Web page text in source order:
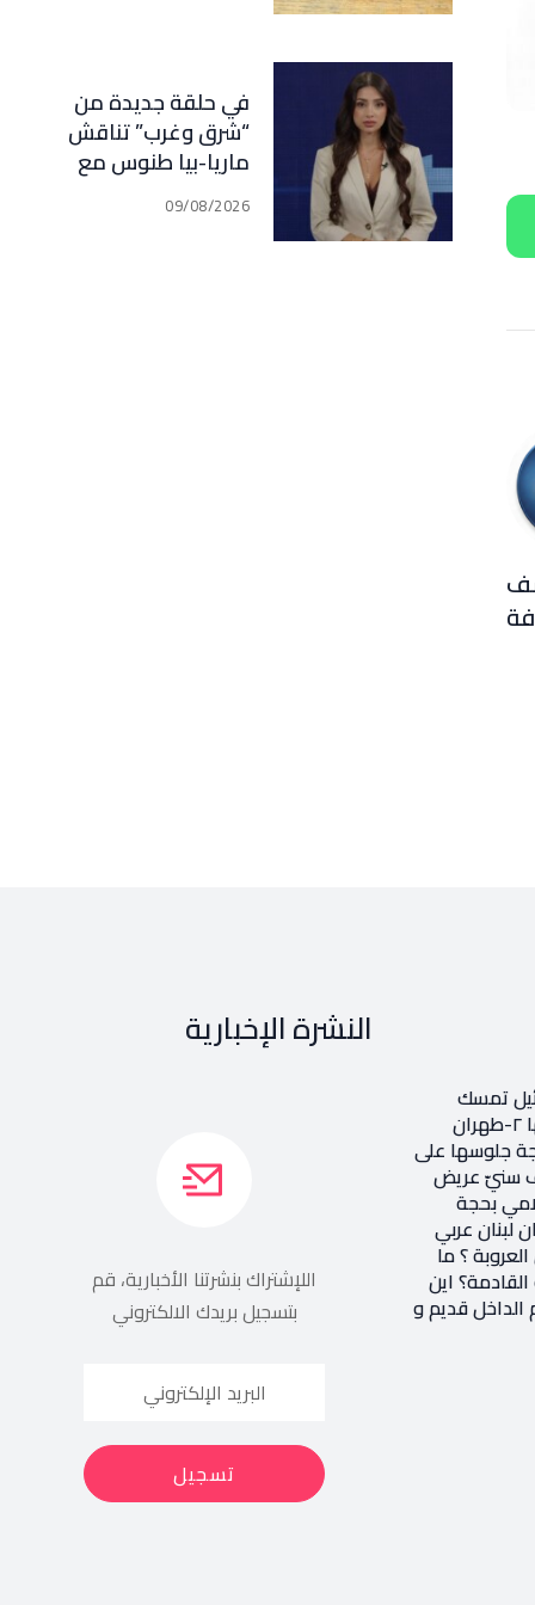
في حلقة جديدة من
“شرق وغرب” تناقش
ماريا-بيا طنوس مع
ضيفيها ملفات تمتد من
لبنان وإيران إلى إسبانيا
09/08/2026
إسرائيل تمسك
بالاستقرار بحجة امنها ٢-طهران
جلوسها على
٣-تحالف سنيّ عريض
بحجة
لبنان عربي
؟ ما
اين
الداخل قديم و
النشرة الإخبارية
اللإشتراك بنشرتنا الأخبارية، قم
بتسجيل بريدك الالكتروني